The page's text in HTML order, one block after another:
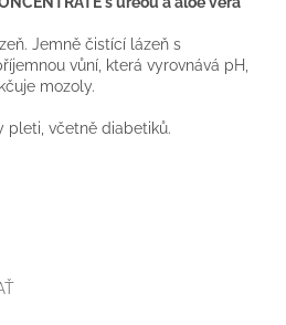
Jemně čistící lázeň s
vůní, která vyrovnává pH,
mozoly.
pleti, včetně diabetiků.